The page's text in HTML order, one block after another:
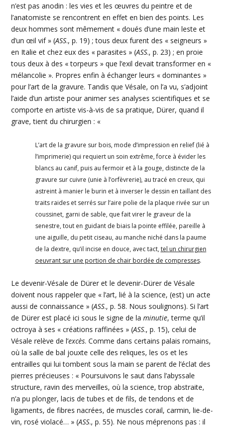
n’est pas anodin : les vies et les œuvres du peintre et de
l’anatomiste se rencontrent en effet en bien des points. Les
deux hommes sont mêmement « doués d’une main leste et
d’un œil vif » (ASS., p. 19) ; tous deux furent des « seigneurs »
en Italie et chez eux des « parasites » (ASS., p. 23) ; en proie
tous deux à des « torpeurs » que l’exil devait transformer en «
mélancolie ». Propres enfin à échanger leurs « dominantes »
pour l’art de la gravure. Tandis que Vésale, on l’a vu, s’adjoint
l’aide d’un artiste pour animer ses analyses scientifiques et se
comporte en artiste vis-à-vis de sa pratique, Dürer, quand il
grave, tient du chirurgien : «
L’art de la gravure sur bois, mode d’impression en relief (lié à
l’imprimerie) qui requiert un soin extrême, force à évider les
blancs au canif, puis au fermoir et à la gouge, distincte de la
gravure sur cuivre (unie à l’orfèvrerie), au tracé en creux, qui
astreint à manier le burin et à inverser le dessin en taillant des
traits raides et serrés sur l’aire polie de la plaque rivée sur un
coussinet, garni de sable, que fait virer le graveur de la
senestre, tout en guidant de biais la pointe effilée, pareille à
une aiguille, du petit ciseau, au manche niché dans la paume
de la dextre, qu’il incise en douce, avec tact,tel un chirurgien
oeuvrant sur une portion de chair bordée de compresses.
Le devenir-Vésale de Dürer et le devenir-Dürer de Vésale
doivent nous rappeler que « l’art, lié à la science, (est) un acte
aussi de connaissance » (ASS., p. 58. Nous soulignons). Si l’art
de Dürer est placé ici sous le signe de laminutie, terme qu’il
octroya à ses « créations raffinées » (ASS., p. 15), celui de
Vésale relève de l’excès. Comme dans certains palais romains,
où la salle de bal jouxte celle des reliques, les os et les
entrailles qui lui tombent sous la main se parent de l’éclat des
pierres précieuses : « Poursuivons le saut dans l’abyssale
structure, ravin des merveilles, où la science, trop abstraite,
n’a pu plonger, lacis de tubes et de fils, de tendons et de
ligaments, de fibres nacrées, de muscles corail, carmin, lie-de-
vin, rosé violacé… » (ASS., p. 55). Ne nous méprenons pas : il